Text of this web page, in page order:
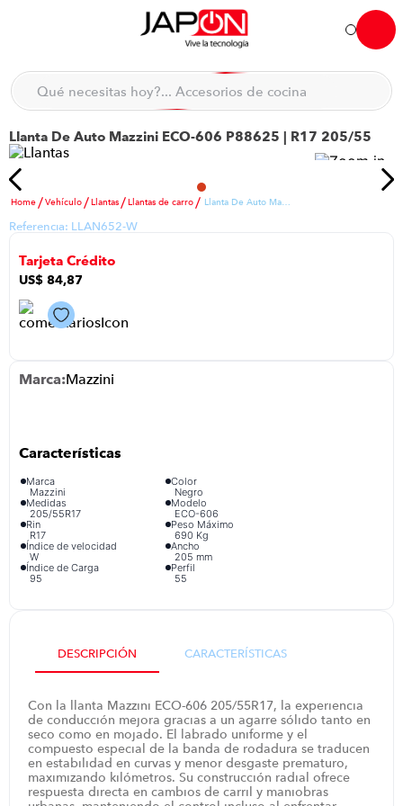
Hola... qué necesitas hoy?
Qué necesitas hoy?... Accesorios de cocina
Llanta De Auto Mazzini ECO-606 P88625 | R17 205/55
Vehículo Llantas Llantas de carro Llanta De Auto Mazzini ECO-606 P88625 | R17 205/55
Referencia: LLAN652-W
Tarjeta Crédito
US$ 84,87
Mazzini
Marca
Mazzini
Color
Negro
Medidas
205/55R17
Modelo
ECO-606
Rin
R17
Peso Máximo
690 Kg
Índice de velocidad
W
Ancho
205 mm
Índice de Carga
95
Perfil
55
DESCRIPCIÓN CARACTERÍSTICAS
Con la llanta Mazzini ECO-606 205/55R17, la experiencia
de conducción mejora gracias a un agarre sólido tanto en
seco como en mojado. El labrado uniforme y el
compuesto especial de la banda de rodadura se traducen
en estabilidad en curvas y menor desgaste prematuro,
maximizando kilómetros. Su construcción radial ofrece
respuesta directa en cambios de carril y maniobras
TÉRMINOS MÁS BUSCADOS
2. refrigeradora
3. lavadora
4. scooter
6. laptop
8. congelador
10. cocina